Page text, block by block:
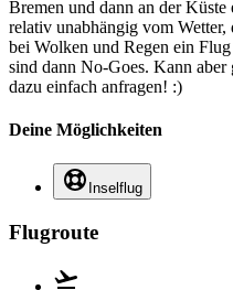
Bremen und dann an der
relativ unabhängig vom
bei Wolken und Regen ein
sind dann No-Goes. Kann aber
dazu einfach anfragen! :)
Deine Möglichkeiten
Inselflug
Flugroute